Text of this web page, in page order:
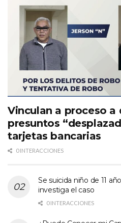
Vinculan a proceso a
presuntos
tarjetas bancarias
0 INTERACCIONES
Se suicida niño de 11
investiga el caso
0 INTERACCIONES